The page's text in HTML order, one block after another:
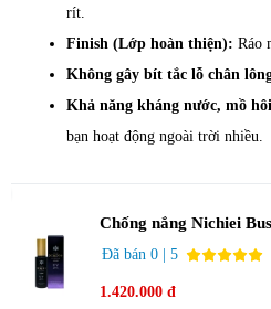
rít.
Finish (Lớp hoàn thiện): Ráo
Không gây bít tắc lỗ chân
Khả năng kháng nước, mồ
bạn hoạt động ngoài trời nhiều.
Chống nắng Nichiei
Luxury SPF50+
Đã bán 0 | 5
1.420.000 đ